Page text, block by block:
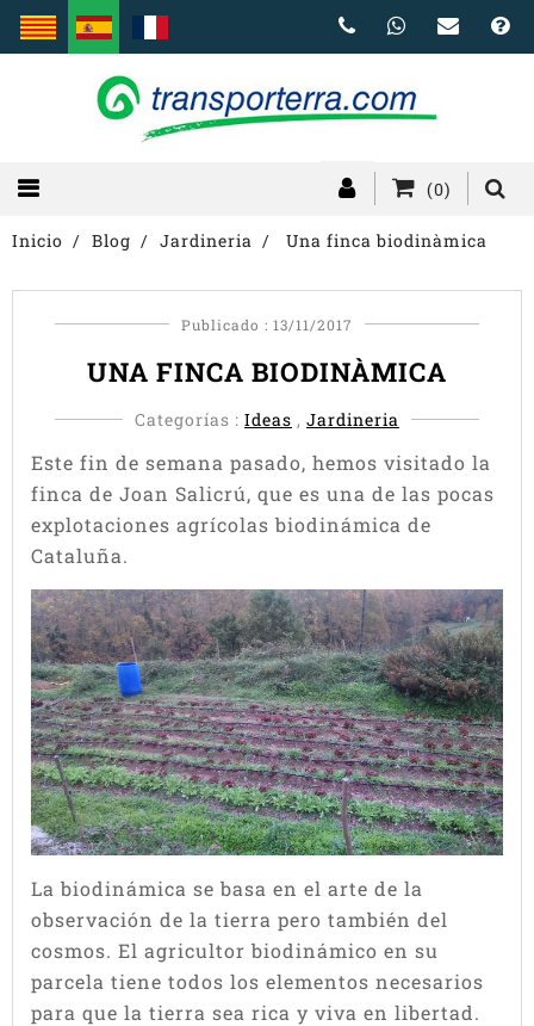
(0)
Inicio Blog Jardineria Una finca biodinàmica
Publicado : 13/11/2017
UNA FINCA BIODINÀMICA
Categorías : Ideas , Jardineria
Este fin de semana pasado, hemos visitado la
finca de Joan Salicrú, que es una de las pocas
explotaciones agrícolas biodinámica de
Cataluña.
La biodinámica se basa en el arte de la
observación de la tierra pero también del
cosmos. El agricultor biodinámico en su
parcela tiene todos los elementos necesarios
para que la tierra sea rica y viva en libertad.